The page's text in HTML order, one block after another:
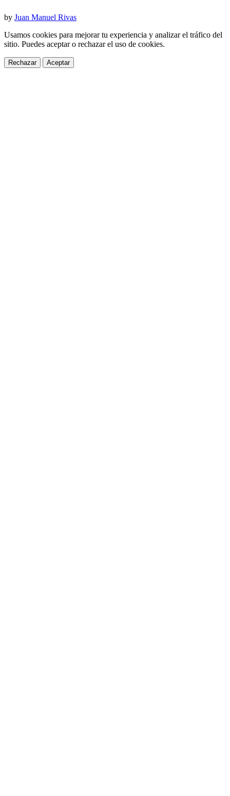
by Juan Manuel Rivas
Usamos cookies para mejorar tu experiencia y analizar el tráfico del
sitio. Puedes aceptar o rechazar el uso de cookies.
Rechazar Aceptar